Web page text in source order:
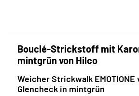
Bouclé-Strickstoff mit
mintgrün von Hilco
Weicher Strickwalk
Glencheck in mintgrün